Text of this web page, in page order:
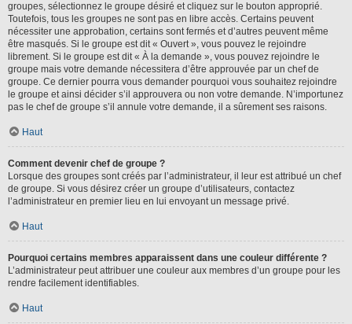
groupes, sélectionnez le groupe désiré et cliquez sur le bouton approprié.
Toutefois, tous les groupes ne sont pas en libre accès. Certains peuvent
nécessiter une approbation, certains sont fermés et d’autres peuvent même
être masqués. Si le groupe est dit « Ouvert », vous pouvez le rejoindre
librement. Si le groupe est dit « À la demande », vous pouvez rejoindre le
groupe mais votre demande nécessitera d’être approuvée par un chef de
groupe. Ce dernier pourra vous demander pourquoi vous souhaitez rejoindre
le groupe et ainsi décider s’il approuvera ou non votre demande. N’importunez
pas le chef de groupe s’il annule votre demande, il a sûrement ses raisons.
Haut
Comment devenir chef de groupe ?
Lorsque des groupes sont créés par l’administrateur, il leur est attribué un chef
de groupe. Si vous désirez créer un groupe d’utilisateurs, contactez
l’administrateur en premier lieu en lui envoyant un message privé.
Haut
Pourquoi certains membres apparaissent dans une couleur différente ?
L’administrateur peut attribuer une couleur aux membres d’un groupe pour les
rendre facilement identifiables.
Haut